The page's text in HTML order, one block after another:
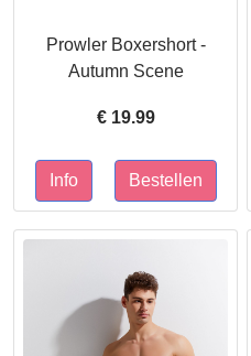
Prowler Boxershort -
Autumn Scene
€ 19.99